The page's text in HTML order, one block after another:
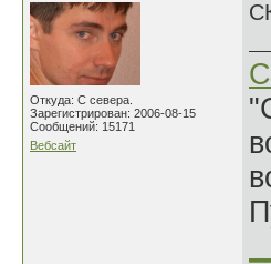
Откуда: С севера.
Зарегистрирован: 2006-08-15
Сообщений: 15171
Вебсайт